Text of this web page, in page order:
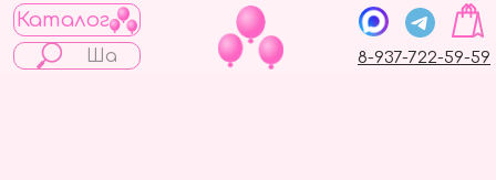
Каталог
8-937-722-59-59